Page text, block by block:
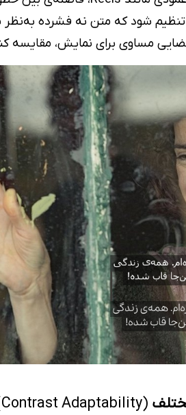
مساوی برای نمایش، مقایسه
(Contrast Adaptability)